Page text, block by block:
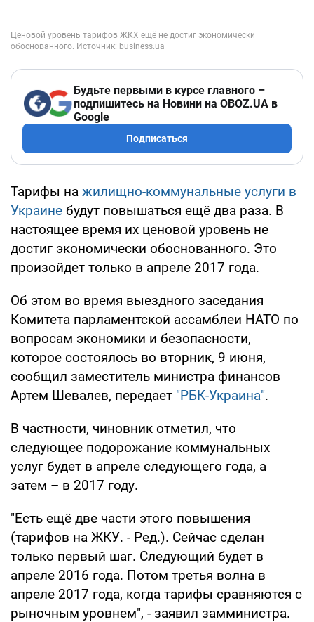
Будьте первыми в курсе главного –
подпишитесь на Новини на OBOZ.UA в
Google
Подписаться
Тарифы на жилищно-коммунальные услуги в
Украине будут повышаться ещё два раза. В
настоящее время их ценовой уровень не
достиг экономически обоснованного. Это
произойдет только в апреле 2017 года.
Об этом во время выездного заседания
Комитета парламентской ассамблеи НАТО по
вопросам экономики и безопасности,
которое состоялось во вторник, 9 июня,
сообщил заместитель министра финансов
Артем Шевалев, передает "РБК-Украина".
В частности, чиновник отметил, что
следующее подорожание коммунальных
услуг будет в апреле следующего года, а
затем – в 2017 году.
"Есть ещё две части этого повышения
(тарифов на ЖКУ. - Ред.). Сейчас сделан
только первый шаг. Следующий будет в
апреле 2016 года. Потом третья волна в
апреле 2017 года, когда тарифы сравняются с
рыночным уровнем", - заявил замминистра.